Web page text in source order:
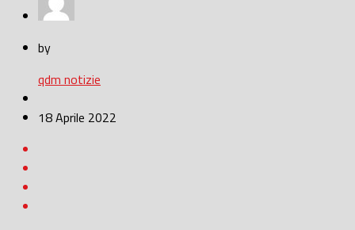
by
qdm notizie
18 Aprile 2022